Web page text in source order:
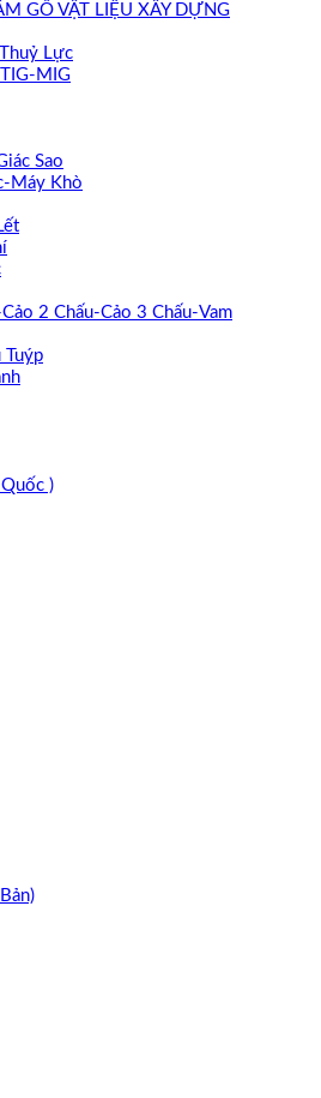
GỖ VẬT LIỆU XÂY DỰNG
Lực
MIG
Sao
Máy Khò
2 Chấu-Cảo 3 Chấu-Vam
Tuýp
Quốc )